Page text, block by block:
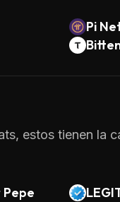
Pi
estos tienen la